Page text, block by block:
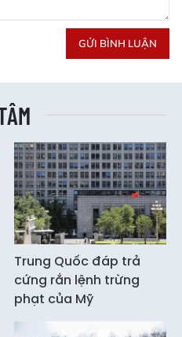
GỬI BÌNH LUẬN
Trung Quốc đáp trả
cứng rắn lệnh trừng
phạt của Mỹ